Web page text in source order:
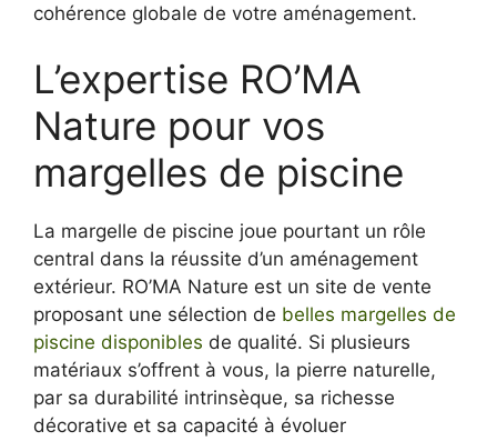
cohérence globale de votre aménagement.
L’expertise RO’MA
Nature pour vos
margelles de piscine
La margelle de piscine joue pourtant un rôle
central dans la réussite d’un aménagement
extérieur. RO’MA Nature est un site de vente
proposant une sélection de belles margelles de
piscine disponibles de qualité. Si plusieurs
matériaux s’offrent à vous, la pierre naturelle,
par sa durabilité intrinsèque, sa richesse
décorative et sa capacité à évoluer